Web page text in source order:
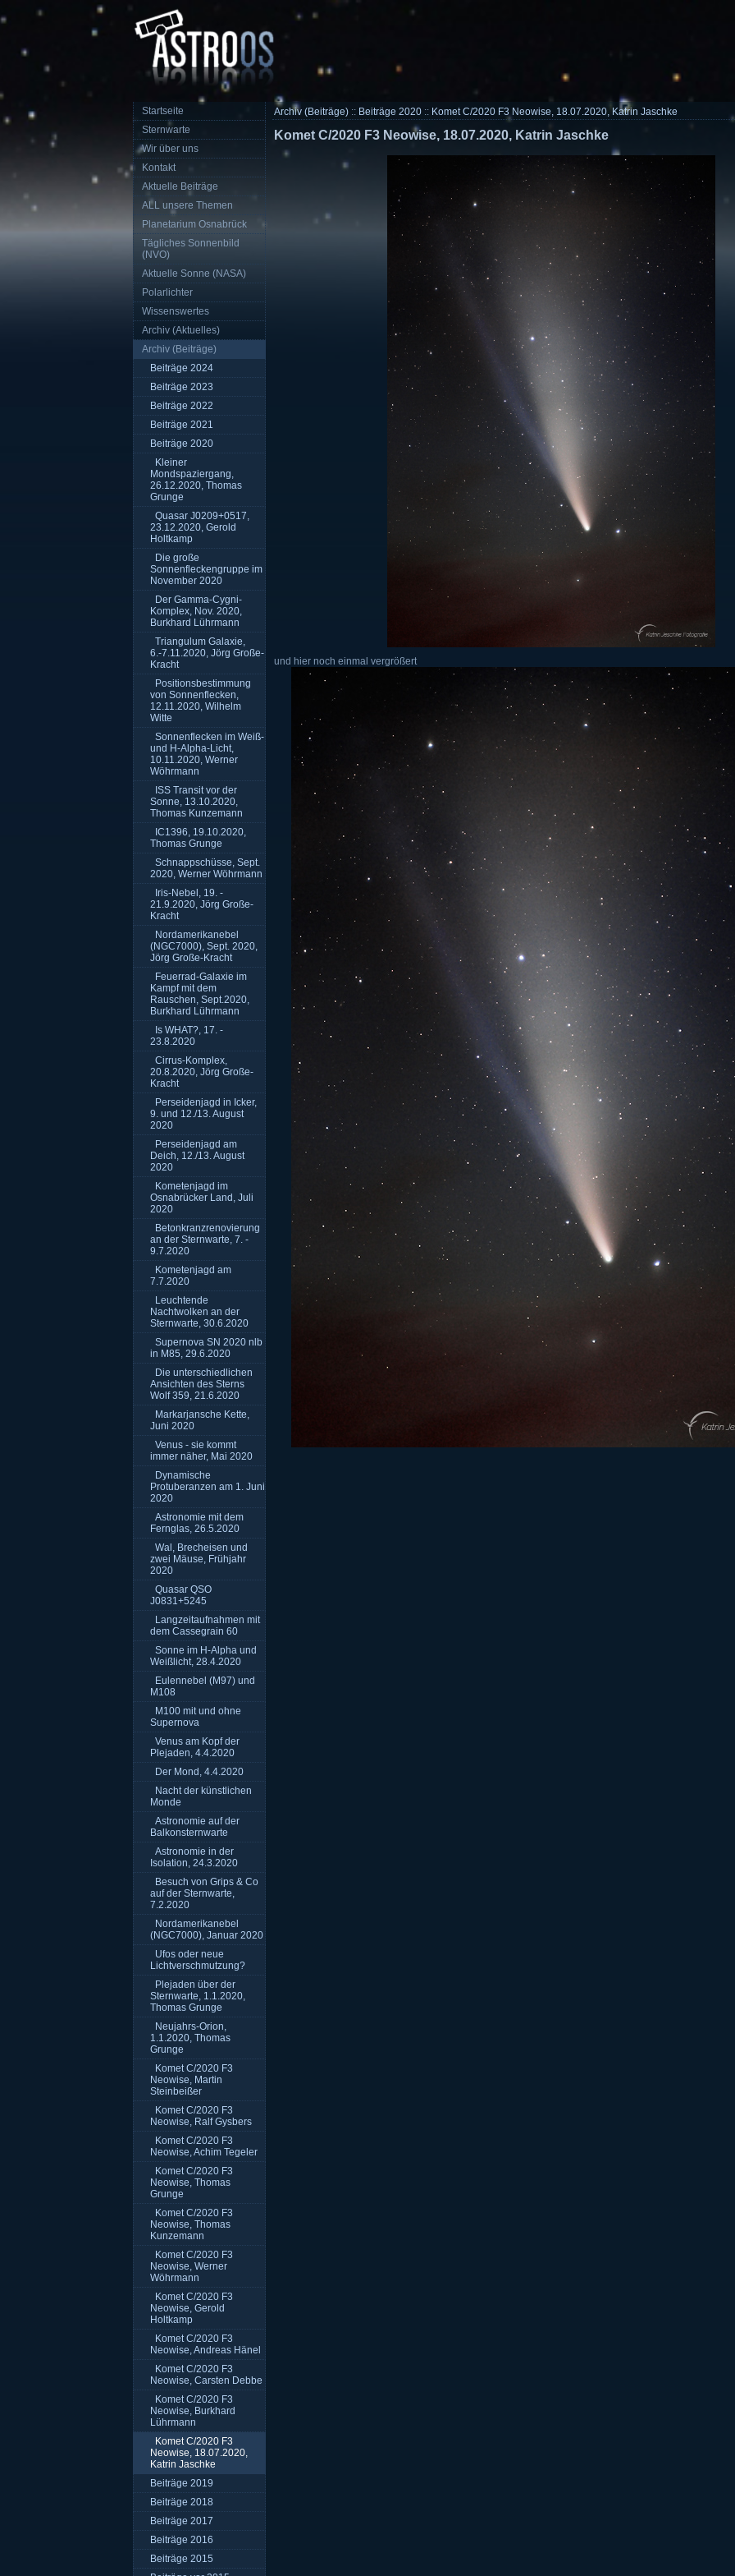
Startseite
Sternwarte
Wir über uns
Kontakt
Aktuelle Beiträge
ALL unsere Themen
Planetarium Osnabrück
Tägliches Sonnenbild
(NVO)
Aktuelle Sonne (NASA)
Polarlichter
Wissenswertes
Archiv (Aktuelles)
Archiv (Beiträge)
Beiträge 2024
Beiträge 2023
Beiträge 2022
Beiträge 2021
Beiträge 2020
Kleiner
Mondspaziergang,
26.12.2020, Thomas
Grunge
Quasar J0209+0517,
23.12.2020, Gerold
Holtkamp
Die große
Sonnenfleckengruppe im
November 2020
Der Gamma-Cygni-
Komplex, Nov. 2020,
Burkhard Lührmann
Triangulum Galaxie,
6.-7.11.2020, Jörg Große-
Kracht
Positionsbestimmung
von Sonnenflecken,
12.11.2020, Wilhelm
Witte
Sonnenflecken im Weiß-
und H-Alpha-Licht,
10.11.2020, Werner
Wöhrmann
ISS Transit vor der
Sonne, 13.10.2020,
Thomas Kunzemann
IC1396, 19.10.2020,
Thomas Grunge
Schnappschüsse, Sept.
2020, Werner Wöhrmann
Iris-Nebel, 19. -
21.9.2020, Jörg Große-
Kracht
Nordamerikanebel
(NGC7000), Sept. 2020,
Jörg Große-Kracht
Feuerrad-Galaxie im
Kampf mit dem
Rauschen, Sept.2020,
Burkhard Lührmann
Is WHAT?, 17. -
23.8.2020
Cirrus-Komplex,
20.8.2020, Jörg Große-
Kracht
Perseidenjagd in Icker,
9. und 12./13. August
2020
Perseidenjagd am
Deich, 12./13. August
2020
Kometenjagd im
Osnabrücker Land, Juli
2020
Betonkranzrenovierung
an der Sternwarte, 7. -
9.7.2020
Kometenjagd am
7.7.2020
Leuchtende
Nachtwolken an der
Sternwarte, 30.6.2020
Supernova SN 2020 nlb
in M85, 29.6.2020
Die unterschiedlichen
Ansichten des Sterns
Wolf 359, 21.6.2020
Markarjansche Kette,
Juni 2020
Venus - sie kommt
immer näher, Mai 2020
Dynamische
Protuberanzen am 1. Juni
2020
Astronomie mit dem
Fernglas, 26.5.2020
Wal, Brecheisen und
zwei Mäuse, Frühjahr
2020
Quasar QSO
J0831+5245
Langzeitaufnahmen mit
dem Cassegrain 60
Sonne im H-Alpha und
Weißlicht, 28.4.2020
Eulennebel (M97) und
M108
M100 mit und ohne
Supernova
Venus am Kopf der
Plejaden, 4.4.2020
Der Mond, 4.4.2020
Nacht der künstlichen
Monde
Astronomie auf der
Balkonsternwarte
Astronomie in der
Isolation, 24.3.2020
Besuch von Grips & Co
auf der Sternwarte,
7.2.2020
Nordamerikanebel
(NGC7000), Januar 2020
Ufos oder neue
Lichtverschmutzung?
Plejaden über der
Sternwarte, 1.1.2020,
Thomas Grunge
Neujahrs-Orion,
1.1.2020, Thomas
Grunge
Komet C/2020 F3
Neowise, Martin
Steinbeißer
Komet C/2020 F3
Neowise, Ralf Gysbers
Komet C/2020 F3
Neowise, Achim Tegeler
Komet C/2020 F3
Neowise, Thomas
Grunge
Komet C/2020 F3
Neowise, Thomas
Kunzemann
Komet C/2020 F3
Neowise, Werner
Wöhrmann
Komet C/2020 F3
Neowise, Gerold
Holtkamp
Komet C/2020 F3
Neowise, Andreas Hänel
Komet C/2020 F3
Neowise, Carsten Debbe
Komet C/2020 F3
Neowise, Burkhard
Lührmann
Komet C/2020 F3
Neowise, 18.07.2020,
Katrin Jaschke
Beiträge 2019
Beiträge 2018
Beiträge 2017
Beiträge 2016
Beiträge 2015
Archiv (Beiträge) :: Beiträge 2020 :: Komet C/2020 F3 Neowise, 18.07.2020, Katrin Jaschke
Komet C/2020 F3 Neowise, 18.07.2020, Katrin Jaschke
und hier noch einmal vergrößert